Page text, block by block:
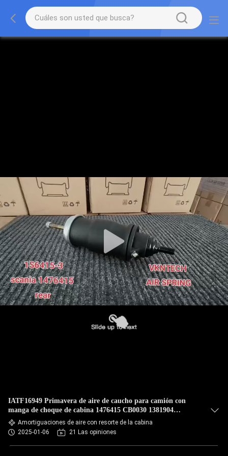
IATF16949 Primavera de aire de caucho para camión con
manga de choque de cabina 1476415 CB0030 1381904
1435859 VKNTECH 1S6415-3
Amortiguaciones de aire con resorte de la cabina
2025-01-06
21 Las opiniones